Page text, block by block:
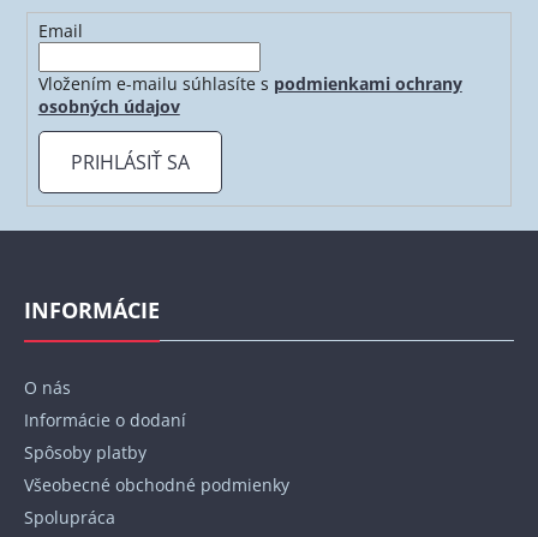
Email
Vložením e-mailu súhlasíte s podmienkami ochrany
osobných údajov
PRIHLÁSIŤ SA
INFORMÁCIE
O nás
Informácie o dodaní
Spôsoby platby
Všeobecné obchodné podmienky
Spolupráca